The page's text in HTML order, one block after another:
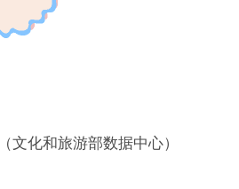
文化和旅游部数据中心）